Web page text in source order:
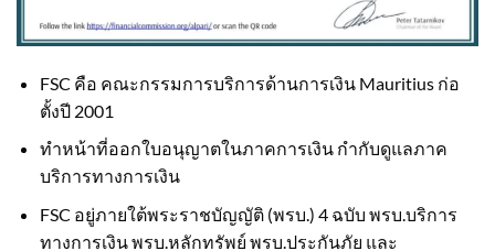
FSC คือ คณะกรรมการบริการด้านการเงิน Mauritius ก่อ
ตั้งปี 2001
ทำหน้าที่ออกใบอนุญาตในภาคการเงิน กำกับดูแลภาค
บริการทางการเงิน
FSC อยู่ภายใต้พระราชบัญญัติ (พรบ.) 4 ฉบับ พรบ.บริการ
ทางการเงิน พรบ.หลักทรัพย์ พรบ.ประกันภัย และ